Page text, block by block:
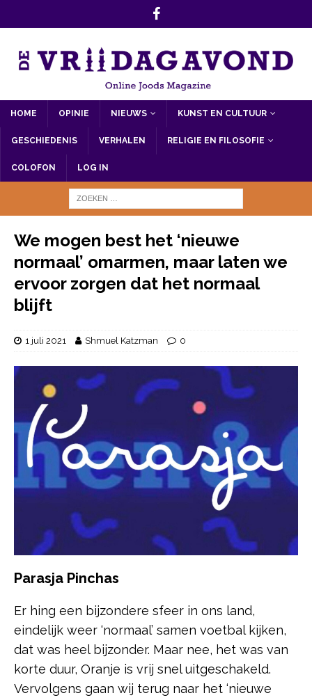
HOME OPINIE NIEUWS KUNST EN CULTUUR
GESCHIEDENIS VERHALEN RELIGIE EN FILOSOFIE
COLOFON LOG IN
We mogen best het ‘nieuwe
normaal’ omarmen, maar laten we
ervoor zorgen dat het normaal
blijft
1 juli 2021 Shmuel Katzman 0
Parasja Pinchas
Er hing een bijzondere sfeer in ons land,
eindelijk weer ‘normaal’ samen voetbal kijken,
dat was heel bijzonder. Maar nee, het was van
korte duur, Oranje is vrij snel uitgeschakeld.
Vervolgens gaan wij terug naar het ‘nieuwe